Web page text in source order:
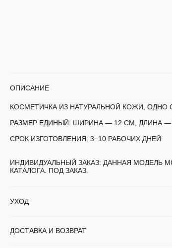
ОПИСАНИЕ
КОСМЕТИЧКА ИЗ НАТУРАЛЬНОЙ КОЖИ, ОДНО
РАЗМЕР ЕДИНЫЙ: ШИРИНА — 12 СМ, ДЛИНА
СРОК ИЗГОТОВЛЕНИЯ: 3−10 РАБОЧИХ ДНЕЙ
ИНДИВИДУАЛЬНЫЙ ЗАКАЗ: ДАННАЯ МОДЕЛЬ
КАТАЛОГА. ПОД ЗАКАЗ.
УХОД
ДОСТАВКА И ВОЗВРАТ